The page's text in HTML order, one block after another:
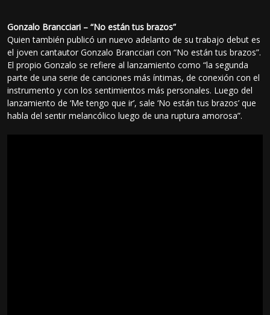
Gonzalo Brancciari – “No están tus brazos”
Quien también publicó un nuevo adelanto de su trabajo debut es
el joven cantautor Gonzalo Brancciari con “No están tus brazos”.
El propio Gonzalo se refiere al lanzamiento como “la segunda
parte de una serie de canciones más íntimas, de conexión con el
instrumento y con los sentimientos más personales. Luego del
lanzamiento de ‘Me tengo que ir’, sale ‘No están tus brazos’ que
habla del sentir melancólico luego de una ruptura amorosa”.